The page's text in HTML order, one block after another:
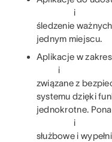
i
śledzenie
jednym miejscu.
Aplikacje w
i
związane z
systemu dzięki
jednokrotne.
i
służbowe i